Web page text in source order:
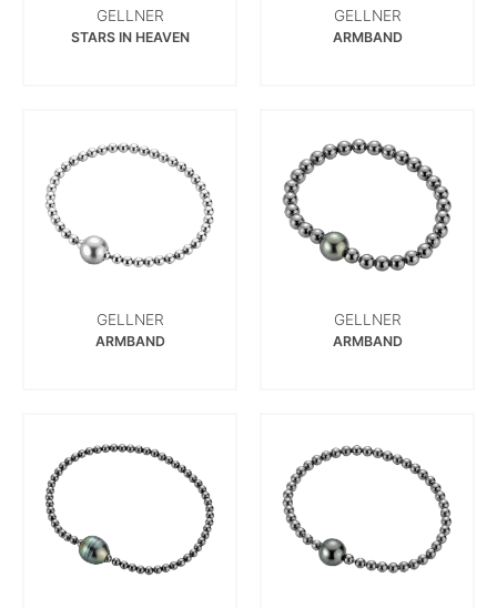
GELLNER
STARS IN HEAVEN
GELLNER
ARMBAND
GELLNER
ARMBAND
GELLNER
ARMBAND